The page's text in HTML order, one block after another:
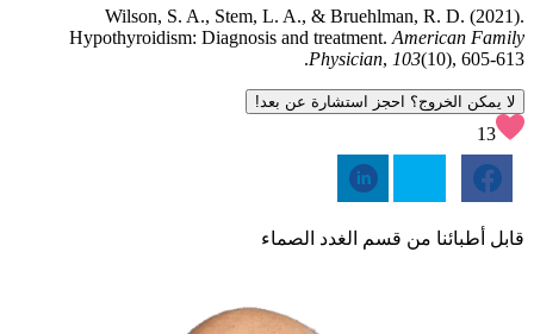
Wilson, S. A., Stem, L. A., & Bruehlman, R. D. (2021).
Hypothyroidism: Diagnosis and treatment. American Family
Physician, 103(10), 605-613.
لا يمكن الخروج؟ احجز استشارة عن بعد!
13
قابل أطبائنا من قسم الغدد الصماء